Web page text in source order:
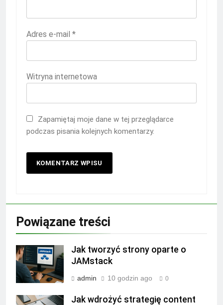
Adres e-mail *
Witryna internetowa
Zapamiętaj moje dane w tej przeglądarce
podczas pisania kolejnych komentarzy.
Powiązane treści
Jak tworzyć strony oparte o
JAMstack
admin 10 godzin ago 0
Jak wdrożyć strategię content